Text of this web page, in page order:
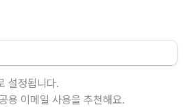
설정됩니다.
용 이메일 사용을 추천해요.